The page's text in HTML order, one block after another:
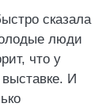
сказала
люди
что у
И